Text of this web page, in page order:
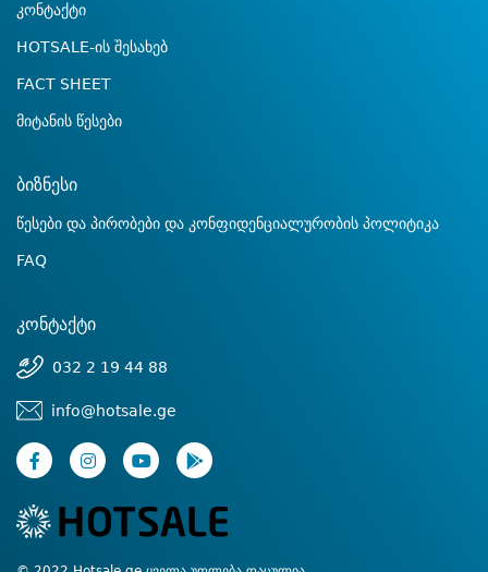
კონტაქტი
HOTSALE-ის შესახებ
FACT SHEET
მიტანის წესები
ბიზნესი
წესები და პირობები და კონფიდენციალურობის პოლიტიკა
FAQ
კონტაქტი
032 2 19 44 88
info@hotsale.ge